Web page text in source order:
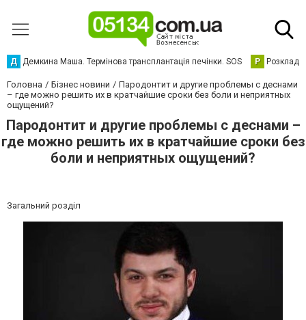
Д Демкина Маша. Термінова трансплантація печінки. SOS Р Розклад
Головна Бізнес новини
Пародонтит и другие проблемы с деснами
– где можно решить их в кратчайшие сроки без боли и неприятных
ощущений?
Пародонтит и другие проблемы с деснами –
где можно решить их в кратчайшие сроки без
боли и неприятных ощущений?
Загальний розділ